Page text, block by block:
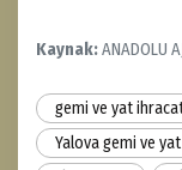
Kaynak:ANADOLU
gemi ve yat
Yalova gemi ve